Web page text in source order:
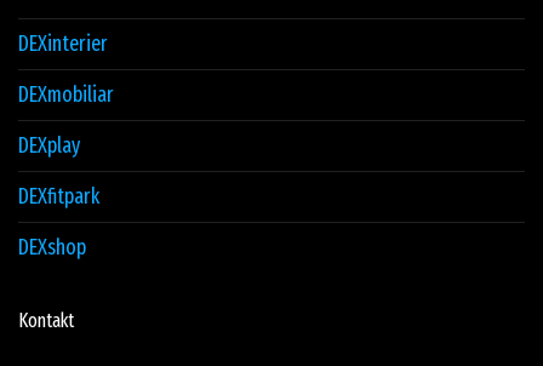
DEXinterier
DEXmobiliar
DEXplay
DEXfitpark
DEXshop
Kontakt